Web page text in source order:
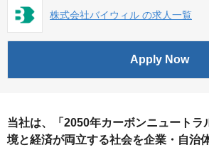
株式会社バイウィル の求人一覧
Apply Now
当社は、「2050年カーボンニュートラ
境と経済が両立する社会を企業・自治